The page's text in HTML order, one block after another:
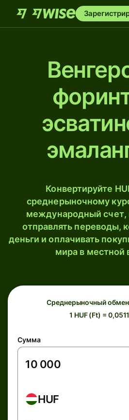
Конвертируйте
среднерыночному
международный
отправлять переводы,
деньги и оплачивать
мира в местной
Среднерыночный
1 HUF (Ft) =
Сумма
HUF